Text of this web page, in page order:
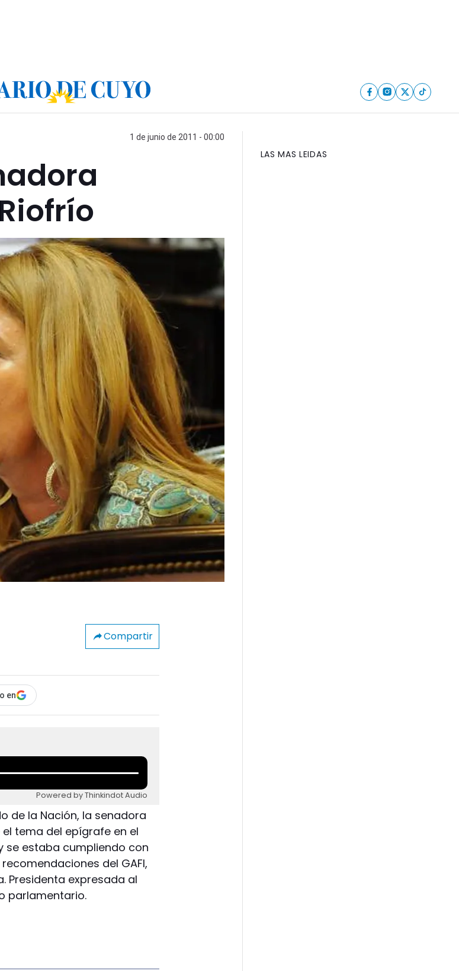
1 de junio de 2011 - 00:00
Compartir
en
Powered by Thinkindot Audio
de la Nación, la senadora
tema del epígrafe en el
se estaba cumpliendo con
del GAFI,
Presidenta expresada al
parlamentario.
LAS MAS LEIDAS